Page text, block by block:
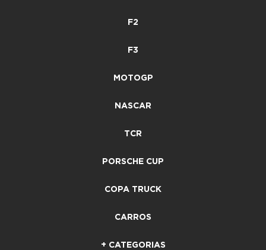
F2
F3
MOTOGP
NASCAR
TCR
PORSCHE CUP
COPA TRUCK
CARROS
+ CATEGORIAS